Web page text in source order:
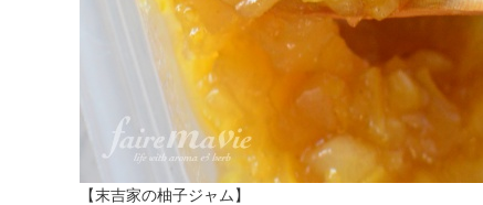
【末吉家の柚子ジャム】